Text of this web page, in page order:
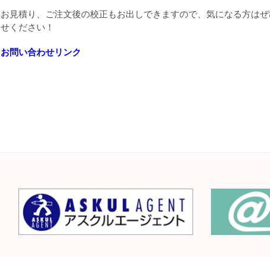
お見積り、ご注文後の校正もお出しできますので、気になる方は
せください！
お問い合わせリンク